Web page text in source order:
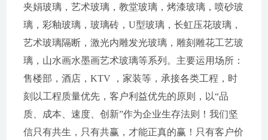
夹娟玻璃，艺术玻璃，教堂玻璃，烤漆玻璃，喷砂玻
璃，彩釉玻璃，玻璃砖，U型玻璃，长虹压花玻璃，
艺术玻璃隔断，激光内雕发光玻璃，雕刻雕花工艺玻
璃，山水画水墨画艺术玻璃等系列。主要运用场所：
售楼部，酒店，KTV ，家装等，承接各类工程，时
刻以工程质量优先，客户利益优先的原则，以“品
质、成本、速度、创新”作为企业生存法则！我们坚
信只有共生，只有共赢，才能正真的赢！只有客户价